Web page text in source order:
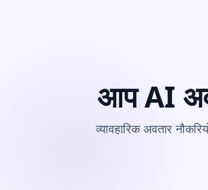
आप AI
व्यावहारिक अवतार